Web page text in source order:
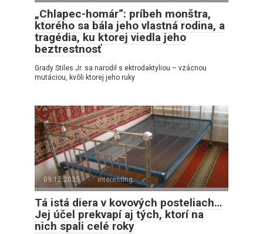
„Chlapec-homár“: príbeh monštra,
ktorého sa bála jeho vlastná rodina, a
tragédia, ku ktorej viedla jeho
beztrestnosť
Grady Stiles Jr. sa narodil s ektrodaktyliou – vzácnou
mutáciou, kvôli ktorej jeho ruky
09.12.2025 interesting
Tá istá diera v kovových posteliach…
Jej účel prekvapí aj tých, ktorí na
nich spali celé roky